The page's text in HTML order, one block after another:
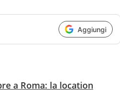
Aggiungi
a Roma: la location